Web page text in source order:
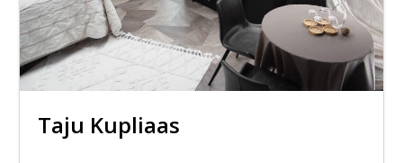
Taju Kupliaas